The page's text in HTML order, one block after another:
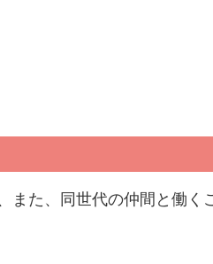
また、同世代の仲間と働く